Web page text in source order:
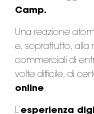
Camp.
Una reazione
e, soprattutto, alla
commerciali di
volte difficile, di
online.
L’ esperienza